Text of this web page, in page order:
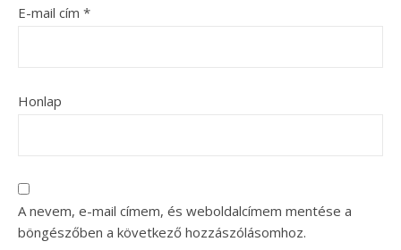
E-mail cím *
Honlap
A nevem, e-mail címem, és weboldalcímem mentése a
böngészőben a következő hozzászólásomhoz.